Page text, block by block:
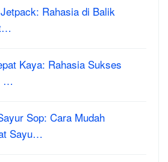
Rahasia di Balik
Kaya: Rahasia Sukses
…
Sop: Cara Mudah
Sayu…